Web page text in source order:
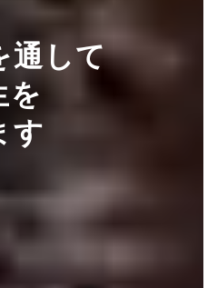
通して
を
す